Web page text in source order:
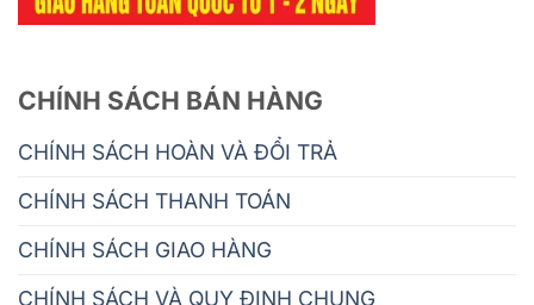
CHÍNH SÁCH BÁN HÀNG
CHÍNH SÁCH HOÀN VÀ ĐỔI TRẢ
CHÍNH SÁCH THANH TOÁN
CHÍNH SÁCH GIAO HÀNG
CHÍNH SÁCH VÀ QUY ĐỊNH CHUNG